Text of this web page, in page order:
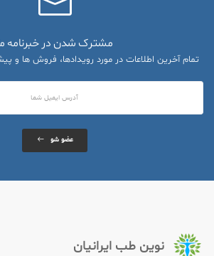
مشترک شدن در خبرنامه
تمام آخرین اطلاعات در مورد رویدادها، فروش ها و
عضو شو
نوین طب ایرانیان